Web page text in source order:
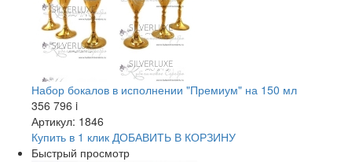
Набор бокалов в исполнении "Премиум" на 150 мл
356 796 i
Артикул: 1846
Купить в 1 клик ДОБАВИТЬ В КОРЗИНУ
Быстрый просмотр